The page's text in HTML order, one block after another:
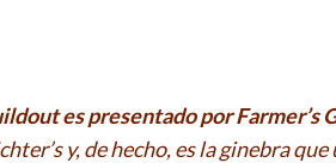
es presentado por Farmer’s
y, de hecho, es la ginebra